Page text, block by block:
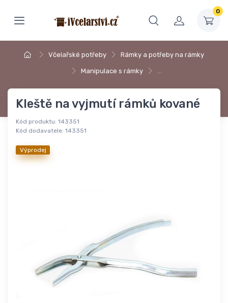
0
Včelařské potřeby Rámky a potřeby na rámky
Manipulace s rámky …
Kleště na vyjmutí rámků kované
Kód produktu: 143351
Kód dodavatele: 143351
Výprodej